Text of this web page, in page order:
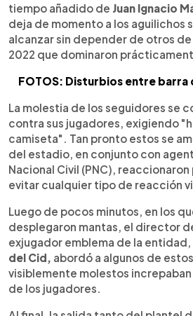
tiempo añadido de Juan Ignacio
deja de momento a los aguilichos
alcanzar sin depender de otros
2022 que dominaron
FOTOS: Disturbios entre barra
La molestia de los seguidores se
contra sus jugadores, exigiendo
camiseta". Tan pronto estos se
del estadio, en conjunto con
Nacional Civil (PNC),
evitar cualquier tipo de reacción
Luego de pocos minutos, en los
desplegaron mantas, el director
exjugador emblema de la entidad,
del Cid, abordó a algunos de
visiblemente molestos
de los jugadores.